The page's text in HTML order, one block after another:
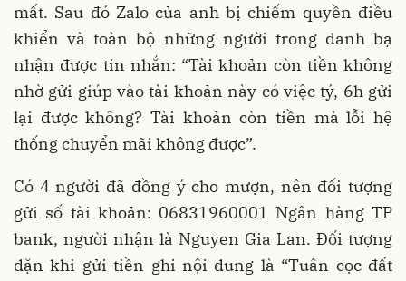
mất. Sau đó Zalo của anh bị chiếm quyền điều
khiển và toàn bộ những người trong danh bạ
nhận được tin nhắn: “Tài khoản còn tiền không
nhờ gửi giúp vào tài khoản này có việc tý, 6h gửi
lại được không? Tài khoản còn tiền mà lỗi hệ
thống chuyển mãi không được”.
Có 4 người đã đồng ý cho mượn, nên đối tượng
gửi số tài khoản: 06831960001 Ngân hàng TP
bank, người nhận là Nguyen Gia Lan. Đối tượng
dặn khi gửi tiền ghi nội dung là “Tuân cọc đất